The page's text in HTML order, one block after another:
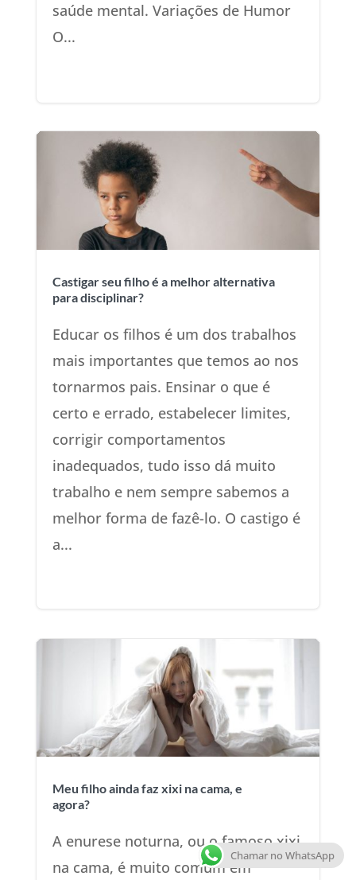
saúde mental. Variações de Humor
O...
Castigar seu filho é a melhor alternativa
para disciplinar?
Educar os filhos é um dos trabalhos
mais importantes que temos ao nos
tornarmos pais. Ensinar o que é
certo e errado, estabelecer limites,
corrigir comportamentos
inadequados, tudo isso dá muito
trabalho e nem sempre sabemos a
melhor forma de fazê-lo. O castigo é
a...
Meu filho ainda faz xixi na cama, e
agora?
A enurese noturna, ou o famoso xixi
na cama, é muito comum em
Chamar no WhatsApp